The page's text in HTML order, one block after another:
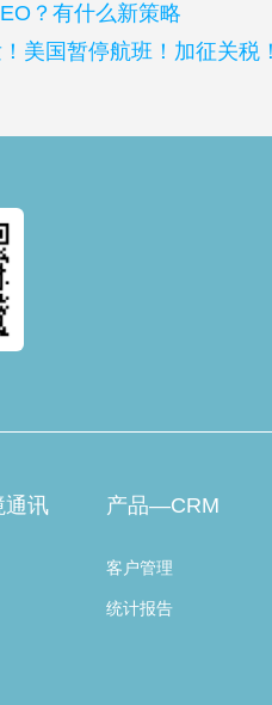
？有什么新策略
美国暂停航班！加征关税
讯 产品—CRM
客户管理
统计报告